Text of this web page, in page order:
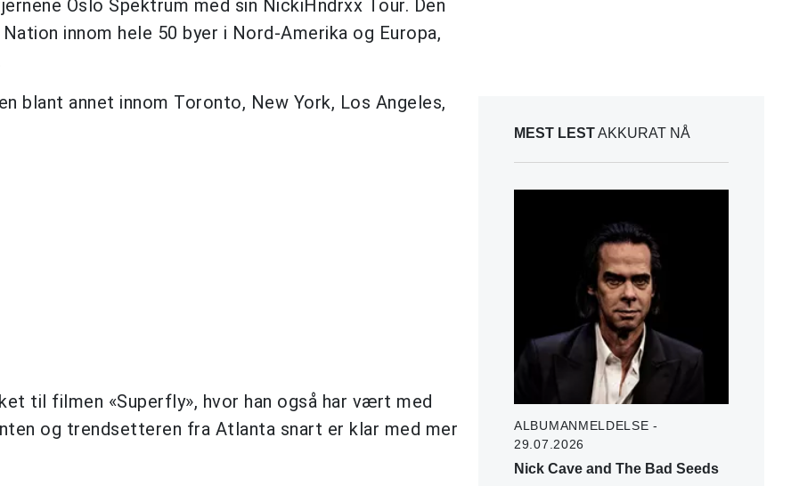
Oslo Spektrum med sin NickiHndrxx Tour. Den
innom hele 50 byer i Nord-Amerika og Europa,
blant annet innom Toronto, New York, Los Angeles,
til filmen «Superfly», hvor han også har vært med
og trendsetteren fra Atlanta snart er klar med mer
MEST LESTAKKURAT NÅ
ALBUMANMELDELSE -
29.07.2026
Nick Cave and The Bad Seeds